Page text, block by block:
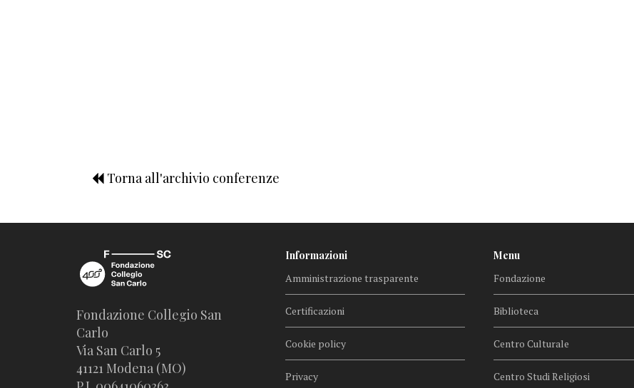
Torna all'archivio conferenze
Fondazione Collegio San
Carlo
Via San Carlo 5
41121 Modena (MO)
Informazioni
Amministrazione trasparente
Certificazioni
Cookie policy
Privacy
Menu
Fondazione
Biblioteca
Centro Culturale
Centro Studi Religiosi